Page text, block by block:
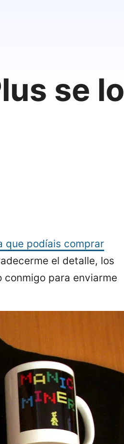
se lo
que podíais comprar
el detalle, los
para enviarme